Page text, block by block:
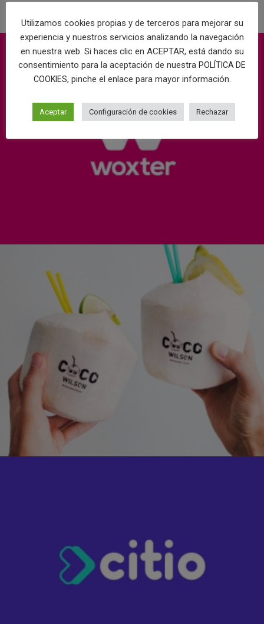
Utilizamos cookies propias y de terceros para mejorar su
experiencia y nuestros servicios analizando la navegación
en nuestra web. Si haces clic en ACEPTAR, está dando su
consentimiento para la aceptación de nuestra POLÍTICA DE
COOKIES, pinche el enlace para mayor información.
Aceptar Configuración de cookies Rechazar